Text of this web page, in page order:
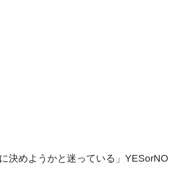
決めようかと迷っている」YESorNO